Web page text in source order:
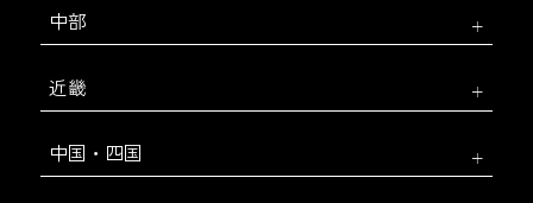
中部
近畿
中国・四国